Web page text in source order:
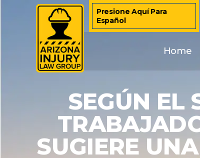
Presione Aquí Para
Español
Home
SEGÚN EL
SUGIERE